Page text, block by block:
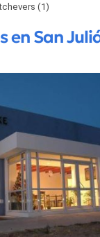
(1)
en San